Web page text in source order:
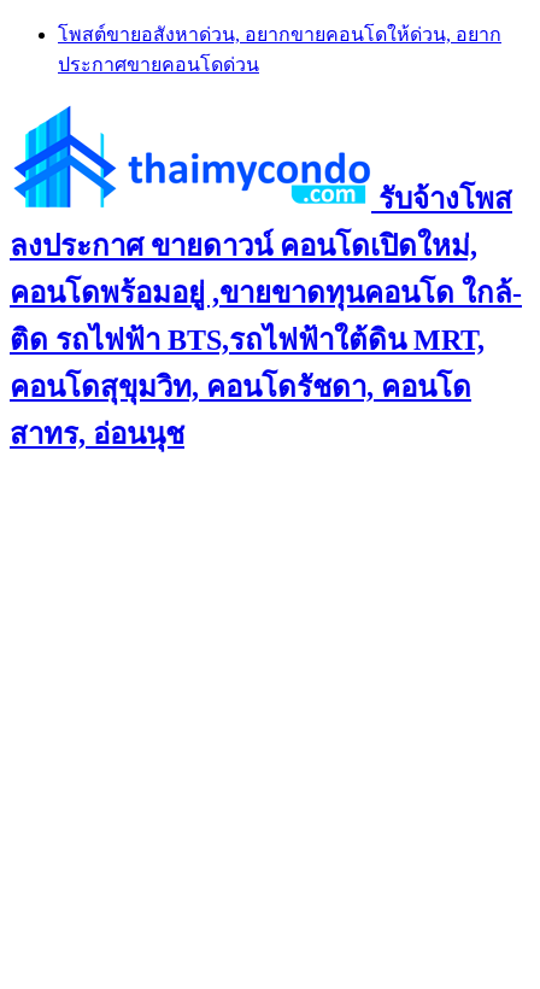
Skip
content
โพสต์ขายอสังหาด่วน, อยากขายคอนโดให้ด่วน, อยาก
ประกาศขายคอนโดด่วน
รับจ้างโพส
ลงประกาศ ขายดาวน์ คอนโดเปิดใหม่,
คอนโดพร้อมอยู่ ,ขายขาดทุนคอนโด ใกล้-
ติด รถไฟฟ้า BTS,รถไฟฟ้าใต้ดิน MRT,
คอนโดสุขุมวิท, คอนโดรัชดา, คอนโด
สาทร, อ่อนนุช